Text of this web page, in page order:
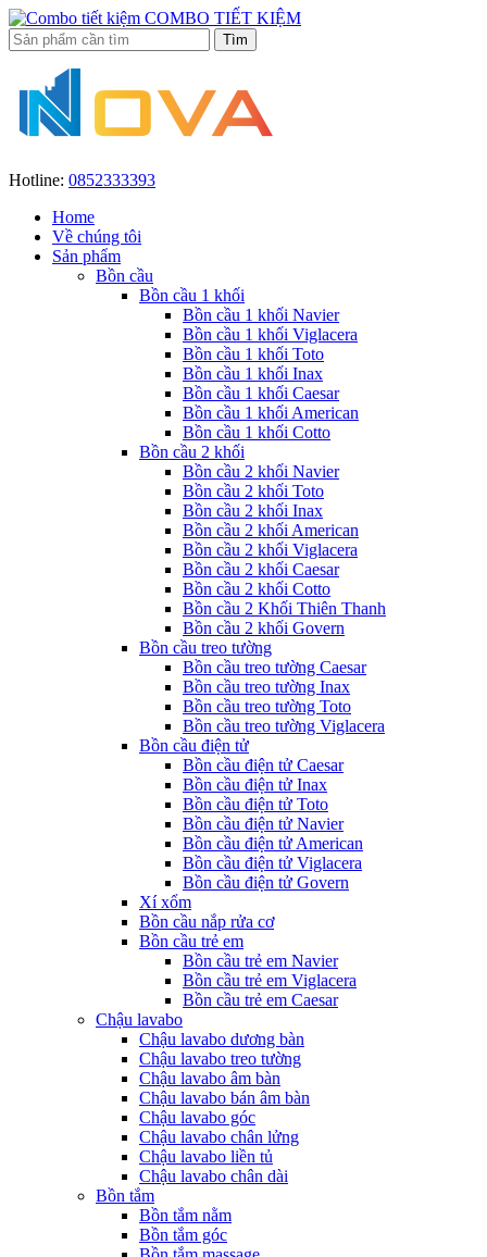
COMBO TIẾT KIỆM
Hotline: 0852333393
Home
Về chúng tôi
Sản phẩm
Bồn cầu
Bồn cầu 1 khối
Bồn cầu 1 khối Navier
Bồn cầu 1 khối Viglacera
Bồn cầu 1 khối Toto
Bồn cầu 1 khối Inax
Bồn cầu 1 khối Caesar
Bồn cầu 1 khối American
Bồn cầu 1 khối Cotto
Bồn cầu 2 khối
Bồn cầu 2 khối Navier
Bồn cầu 2 khối Toto
Bồn cầu 2 khối Inax
Bồn cầu 2 khối American
Bồn cầu 2 khối Viglacera
Bồn cầu 2 khối Caesar
Bồn cầu 2 khối Cotto
Bồn cầu 2 Khối Thiên Thanh
Bồn cầu 2 khối Govern
Bồn cầu treo tường
Bồn cầu treo tường Caesar
Bồn cầu treo tường Inax
Bồn cầu treo tường Toto
Bồn cầu treo tường Viglacera
Bồn cầu điện tử
Bồn cầu điện tử Caesar
Bồn cầu điện tử Inax
Bồn cầu điện tử Toto
Bồn cầu điện tử Navier
Bồn cầu điện tử American
Bồn cầu điện tử Viglacera
Bồn cầu điện tử Govern
Xí xổm
Bồn cầu nắp rửa cơ
Bồn cầu trẻ em
Bồn cầu trẻ em Navier
Bồn cầu trẻ em Viglacera
Bồn cầu trẻ em Caesar
Chậu lavabo
Chậu lavabo dương bàn
Chậu lavabo treo tường
Chậu lavabo âm bàn
Chậu lavabo bán âm bàn
Chậu lavabo góc
Chậu lavabo chân lửng
Chậu lavabo liền tủ
Chậu lavabo chân dài
Bồn tắm
Bồn tắm nằm
Bồn tắm góc